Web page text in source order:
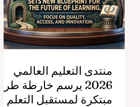
منتدى التعليم العالمي
2026 يرسم خارطة
مبتكرة لمستقبل التعلم